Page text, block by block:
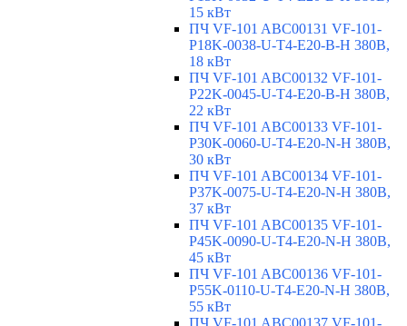
15 кВт
ПЧ VF-101 ABC00131 VF-101-
P18K-0038-U-T4-E20-B-H 380В,
18 кВт
ПЧ VF-101 ABC00132 VF-101-
P22K-0045-U-T4-E20-B-H 380В,
22 кВт
ПЧ VF-101 ABC00133 VF-101-
P30K-0060-U-T4-E20-N-H 380В,
30 кВт
ПЧ VF-101 ABC00134 VF-101-
P37K-0075-U-T4-E20-N-H 380В,
37 кВт
ПЧ VF-101 ABC00135 VF-101-
P45K-0090-U-T4-E20-N-H 380В,
45 кВт
ПЧ VF-101 ABC00136 VF-101-
P55K-0110-U-T4-E20-N-H 380В,
55 кВт